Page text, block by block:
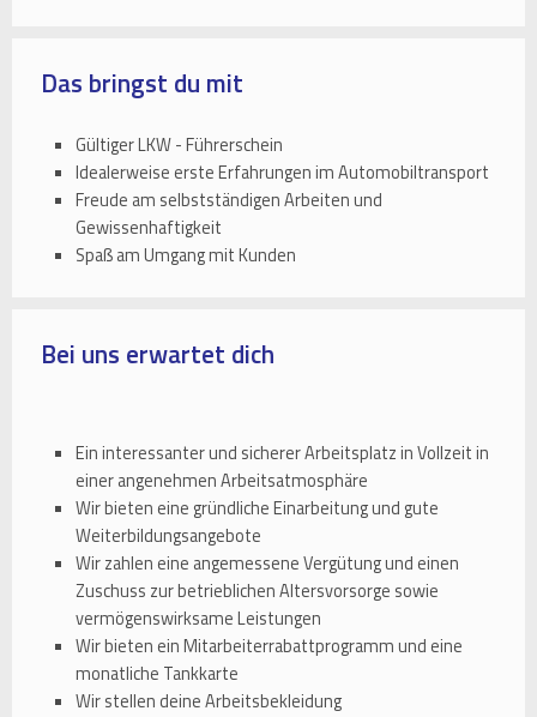
Das bringst du mit
Gültiger LKW - Führerschein
Idealerweise erste Erfahrungen im Automobiltransport
Freude am selbstständigen Arbeiten und
Gewissenhaftigkeit
Spaß am Umgang mit Kunden
Bei uns erwartet dich
Ein interessanter und sicherer Arbeitsplatz in Vollzeit in
einer angenehmen Arbeitsatmosphäre
Wir bieten eine gründliche Einarbeitung und gute
Weiterbildungsangebote
Wir zahlen eine angemessene Vergütung und einen
Zuschuss zur betrieblichen Altersvorsorge sowie
vermögenswirksame Leistungen
Wir bieten ein Mitarbeiterrabattprogramm und eine
monatliche Tankkarte
Wir stellen deine Arbeitsbekleidung